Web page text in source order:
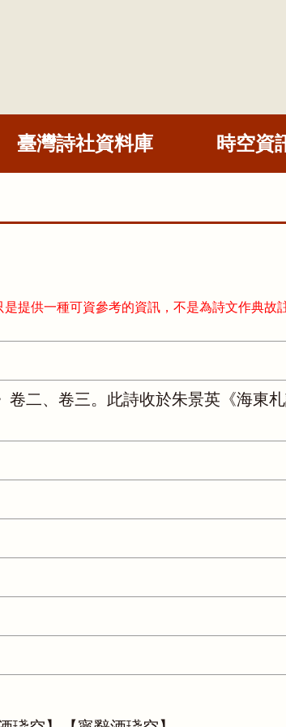
臺灣詩社資料庫 時空資
提供一種可資參考的資訊，不是為詩文作典故
卷二、卷三。此詩收於朱景英《海東